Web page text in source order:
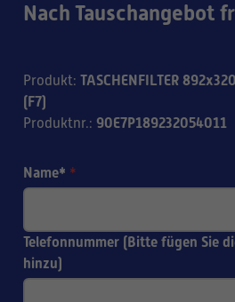
Nach Tauschangebot
Produkt: TASCHENFILTER
(F7)
Produktnr.: 90E7P189232054011
Name* *
Telefonnummer (Bitte fügen Sie
hinzu)